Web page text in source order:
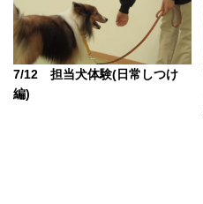
7/12 担当犬体験(日常しつけ
編)